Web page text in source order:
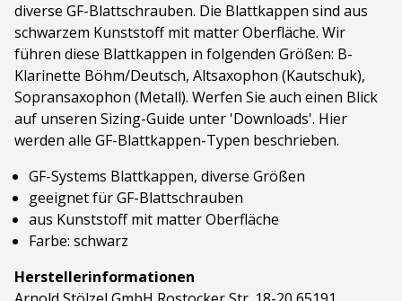
diverse GF-Blattschrauben. Die Blattkappen sind aus
schwarzem Kunststoff mit matter Oberfläche. Wir
führen diese Blattkappen in folgenden Größen: B-
Klarinette Böhm/Deutsch, Altsaxophon (Kautschuk),
Sopransaxophon (Metall). Werfen Sie auch einen Blick
auf unseren Sizing-Guide unter 'Downloads'. Hier
werden alle GF-Blattkappen-Typen beschrieben.
GF-Systems Blattkappen, diverse Größen
geeignet für GF-Blattschrauben
aus Kunststoff mit matter Oberfläche
Farbe: schwarz
Herstellerinformationen